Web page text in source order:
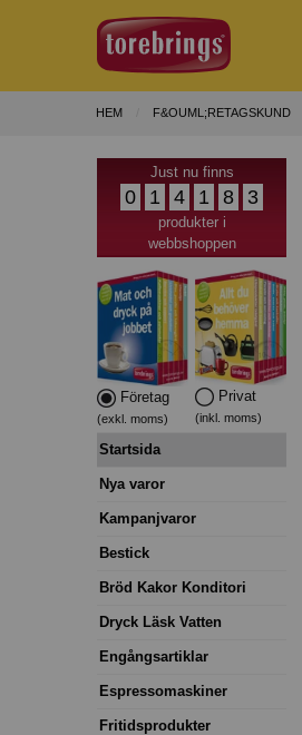
HEM F&OUML;RETAGSKUND
Just nu finns
0 1 4 1 8 3
produkter i
webbshoppen
Företag
(exkl. moms)
Privat
(inkl. moms)
Startsida
Nya varor
Kampanjvaror
Bestick
Bröd Kakor Konditori
Dryck Läsk Vatten
Engångsartiklar
Espressomaskiner
Fritidsprodukter